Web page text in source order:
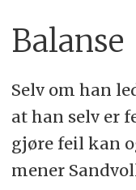
Balanse
Selv om han
at han selv er
gjøre feil kan
mener